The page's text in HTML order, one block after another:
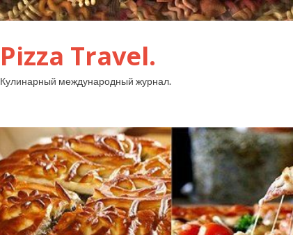
Pizza Travel.
Кулинарный международный журнал.